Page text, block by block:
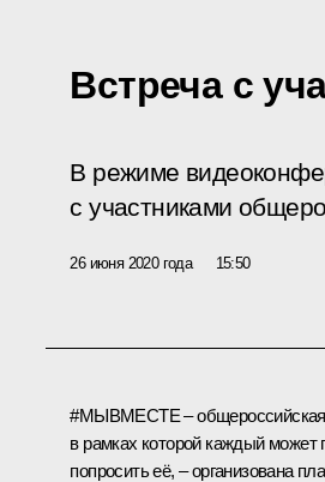
Встреча с
В режиме
с участниками
26 июня 2020 года 15:50
#МЫВМЕСТЕ – общероссийская
в рамках которой каждый
попросить её, – организована